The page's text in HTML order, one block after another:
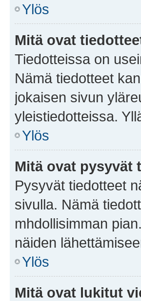
Ylös
Mitä ovat
Tiedotteissa on
Nämä tiedotteet
jokaisen sivun
yleistiedotteissa.
Ylös
Mitä ovat pysyvät
Pysyvät tiedotteet
sivulla. Nämä
mhdollisimman
näiden
Ylös
Mitä ovat lukitut